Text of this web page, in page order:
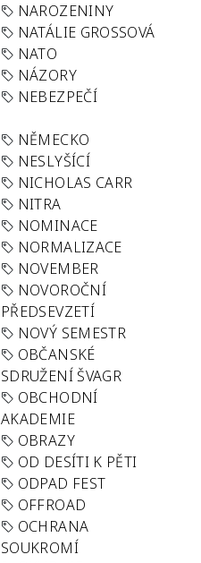
NAROZENINY
NATÁLIE GROSSOVÁ
NATO
NÁZORY
NEBEZPEČÍ
NĚMECKO
NESLYŠÍCÍ
NICHOLAS CARR
NITRA
NOMINACE
NORMALIZACE
NOVEMBER
NOVOROČNÍ
PŘEDSEVZETÍ
NOVÝ SEMESTR
OBČANSKÉ
SDRUŽENÍ ŠVAGR
OBCHODNÍ
AKADEMIE
OBRAZY
OD DESÍTI K PĚTI
ODPAD FEST
OFFROAD
OCHRANA
SOUKROMÍ